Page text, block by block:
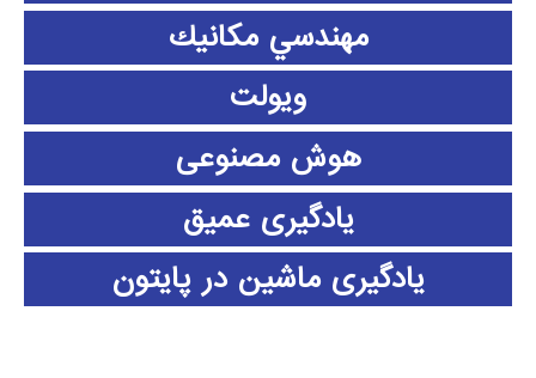
مهندسي مكانيك
ویولت
هوش مصنوعی
یادگیری عمیق
یادگیری ماشین در پایتون